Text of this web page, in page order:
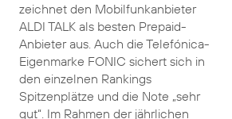
zeichnet den Mobilfunkanbieter
ALDI TALK als besten Prepaid-
Anbieter aus. Auch die Telefónica-
Eigenmarke FONIC sichert sich in
den einzelnen Rankings
Spitzenplätze und die Note „sehr
gut“. Im Rahmen der jährlichen